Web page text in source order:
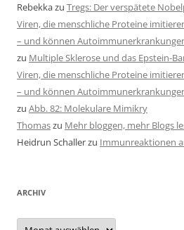
Rebekkazu Tregs: Der verspätete
Viren, die menschliche Proteine
– und können
zu Multiple Sklerose und das Epstein-
Viren, die menschliche Proteine
– und können
zu Abb. 82: Molekulare Mimikry
Thomaszu Mehr bloggen, mehr Blogs
Heidrun Schallerzu Immunreaktionen
ARCHIV
Archiv